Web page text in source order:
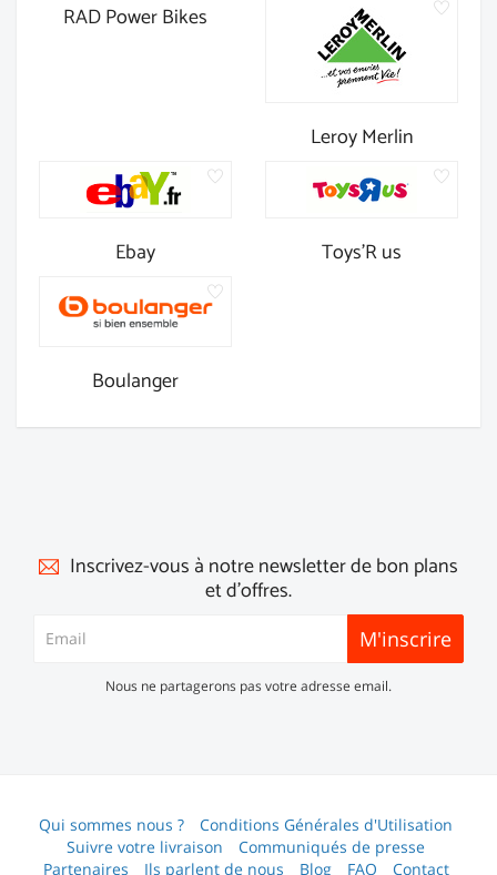
RAD Power Bikes
Leroy Merlin
Ebay Toys'R us
Boulanger
Inscrivez-vous à notre newsletter de bon plans
et d'offres.
M'inscrire
Nous ne partagerons pas votre adresse email.
Qui sommes nous ?
Conditions Générales d'Utilisation
Suivre votre livraison
Communiqués de presse
Partenaires
Ils parlent de nous Blog FAQ Contact